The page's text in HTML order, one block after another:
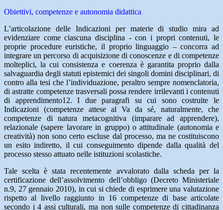
Obiettivi, competenze e autonomia didattica
L’articolazione delle Indicazioni per materie di studio mira ad
evidenziare come ciascuna disciplina - con i propri contenuti, le
proprie procedure euristiche, il proprio linguaggio – concorra ad
integrare un percorso di acquisizione di conoscenze e di competenze
molteplici, la cui consistenza e coerenza è garantita proprio dalla
salvaguardia degli statuti epistemici dei singoli domini disciplinari, di
contro alla tesi che l’individuazione, peraltro sempre nomenclatoria,
di astratte competenze trasversali possa rendere irrilevanti i contenuti
di apprendimento12. I due paragrafi su cui sono costruite le
Indicazioni (competenze attese al Va da sé, naturalmente, che
competenze di natura metacognitiva (imparare ad apprendere),
relazionale (sapere lavorare in gruppo) o attitudinale (autonomia e
creatività) non sono certo escluse dal processo, ma ne costituiscono
un esito indiretto, il cui conseguimento dipende dalla qualità del
processo stesso attuato nelle istituzioni scolastiche.
Tale scelta è stata recentemente avvalorato dalla scheda per la
certificazione dell’assolvimento dell’obbligo (Decreto Ministeriale
n.9, 27 gennaio 2010), in cui si chiede di esprimere una valutazione
rispetto al livello raggiunto in 16 competenze di base articolate
secondo i 4 assi culturali, ma non sulle competenze di cittadinanza